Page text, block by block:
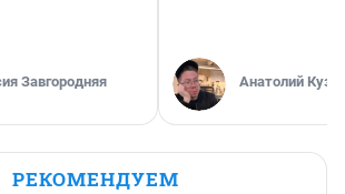
Завгородняя Анатолий
РЕКОМЕНДУЕМ